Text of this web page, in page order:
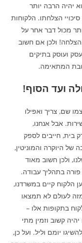
יהיה הרבה יותר
הצלחתו. הלקוחות
מכול דבר אחר על
ולכן אם חשוב
ועוסק בתיקים
המתאימה.
ועד הסוף!
שם, צריך ואפילו
אבל אנחנו,
בית, חייבים לספק
של היוקרה והמוניטין,
ולכן חשוב מאוד
בתהליך עבודה.
הלקוח קיים במשרדנו,
לעולם לא תמצאו
בתקופות אלו –
קשוב וזמין מתי
יומם וליל. ועל כן,